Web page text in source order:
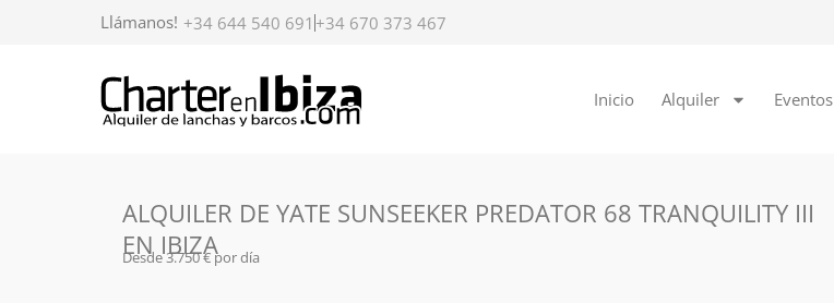
Llámanos! +34 644 540 691 +34 670 373 467
Inicio Alquiler Eventos
ALQUILER DE YATE SUNSEEKER PREDATOR 68 TRANQUILITY III
EN IBIZA
Desde 3.750 € por día